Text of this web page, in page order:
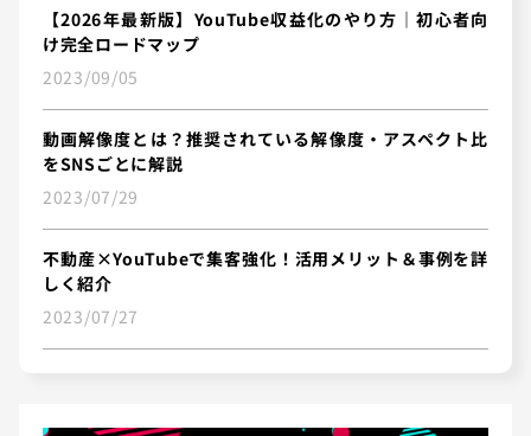
【2026年最新版】YouTube収益化のやり方｜初心者向
け完全ロードマップ
2023/09/05
動画解像度とは？推奨されている解像度・アスペクト比
をSNSごとに解説
2023/07/29
不動産×YouTubeで集客強化！活用メリット＆事例を詳
しく紹介
2023/07/27